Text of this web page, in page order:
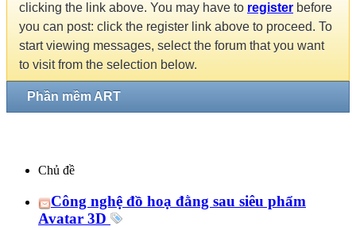
clicking the link above. You may have to register before
you can post: click the register link above to proceed. To
start viewing messages, select the forum that you want
to visit from the selection below.
Phần mềm ART
Chủ đề
Công nghệ đồ hoạ đằng sau siêu phẩm
Avatar 3D